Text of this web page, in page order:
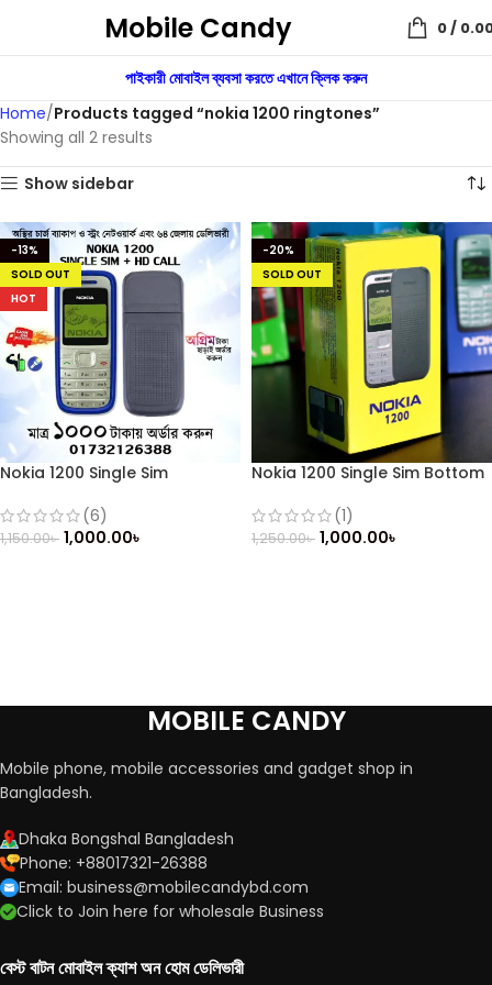
Mobile Candy 0/
পাইকারী মোবাইল ব্যবসা করতে এখানে ক্লিক করুন
Home Products tagged “nokia 1200 ringtones”
Showing all 2 results
Show sidebar
-13%
SOLD OUT
HOT
Nokia 1200 Single Sim
(6)
1,150.00৳ 1,000.00৳
-20%
SOLD OUT
Nokia 1200 Single Sim Bottom
(1)
1,250.00৳ 1,000.00৳
MOBILE CANDY
Mobile phone, mobile accessories and gadget shop in
Bangladesh.
Dhaka Bongshal Bangladesh
Phone: +88017321-26388
Email: business@mobilecandybd.com
Click to Join here for wholesale Business
বেস্ট বাটন মোবাইল ক্যাশ অন হোম ডেলিভারী